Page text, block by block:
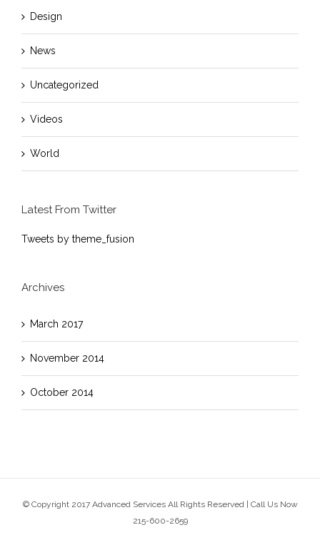
Design
News
Uncategorized
Videos
World
Latest From Twitter
Tweets by theme_fusion
Archives
March 2017
November 2014
October 2014
© Copyright 2017 Advanced Services All Rights Reserved | Call Us Now
215-600-2659